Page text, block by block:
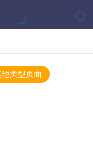
他类型页面